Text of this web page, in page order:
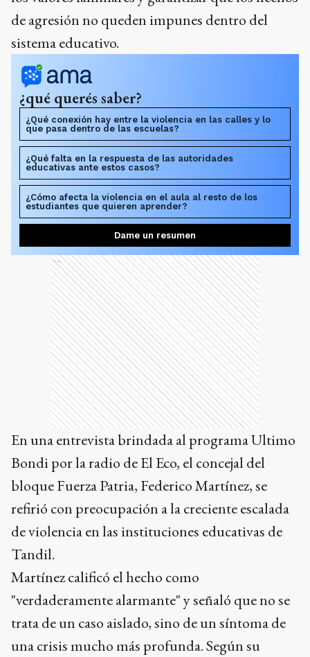
de agresión no queden impunes dentro del
sistema educativo.
¿qué querés saber?
¿Qué conexión hay entre la violencia en las calles y lo
que pasa dentro de las escuelas?
¿Qué falta en la respuesta de las autoridades
educativas ante estos casos?
¿Cómo afecta la violencia en el aula al resto de los
estudiantes que quieren aprender?
Dame un resumen
Ads
En una entrevista brindada al programa Ultimo
Bondi por la radio de El Eco, el concejal del
bloque Fuerza Patria, Federico Martínez, se
refirió con preocupación a la creciente escalada
de violencia en las instituciones educativas de
Tandil.
Martínez calificó el hecho como
"verdaderamente alarmante" y señaló que no se
trata de un caso aislado, sino de un síntoma de
una crisis mucho más profunda. Según su